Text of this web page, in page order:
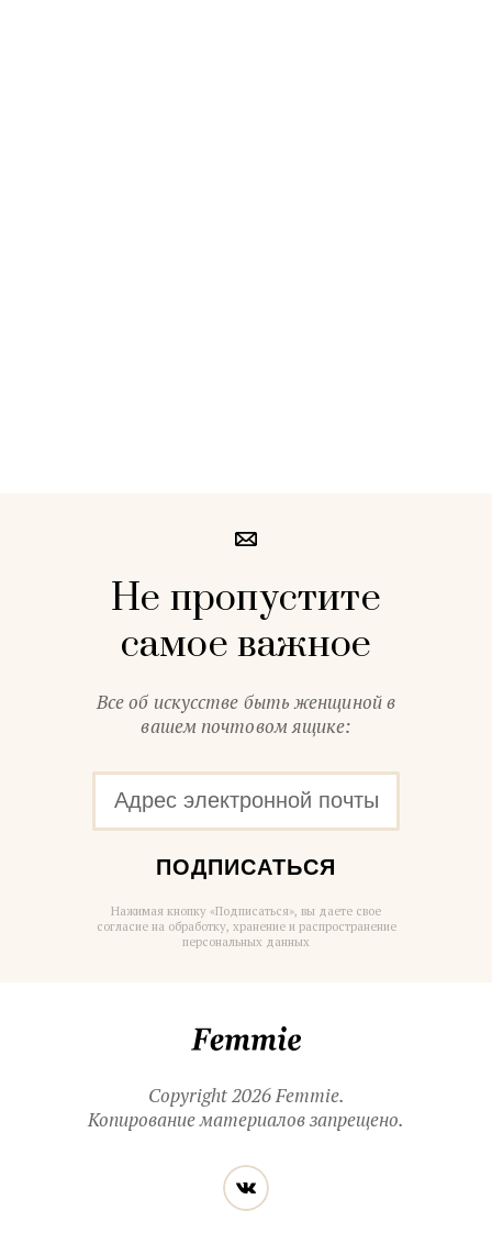
Не пропустите
самое важное
Все об искусстве быть женщиной в
вашем почтовом ящике:
ПОДПИСАТЬСЯ
Нажимая кнопку «Подписаться», вы даете свое
согласие на обработку, хранение и распространение
персональных данных
Copyright 2026 Femmie.
Копирование материалов запрещено.
Читайте
нас
в социальных